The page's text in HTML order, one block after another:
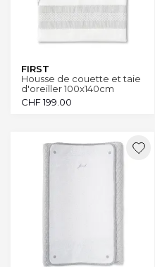
FIRST
Housse de couette et taie
d'oreiller 100x140cm
Crystal Grey
CHF199.00